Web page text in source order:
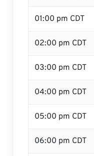
01:00 pm CDT
02:00 pm CDT
03:00 pm CDT
04:00 pm CDT
05:00 pm CDT
06:00 pm CDT